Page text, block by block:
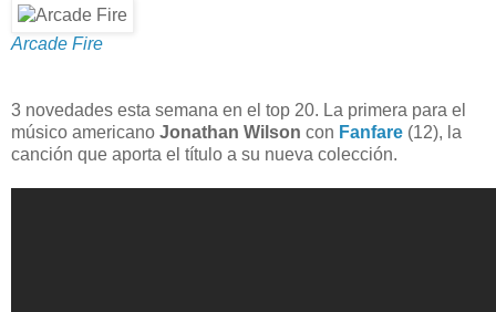
Arcade Fire
3 novedades esta semana en el top 20. La primera para el
músico americano Jonathan Wilson con Fanfare (12), la
canción que aporta el título a su nueva colección.